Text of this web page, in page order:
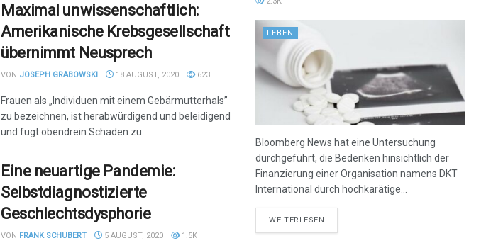
Maximal unwissenschaftlich:
Amerikanische Krebsgesellschaft
übernimmt Neusprech
VON JOSEPH GRABOWSKI 18 AUGUST, 2020 623
Frauen als „Individuen mit einem Gebärmutterhals”
zu bezeichnen, ist herabwürdigend und beleidigend
und fügt obendrein Schaden zu
Eine neuartige Pandemie:
Selbstdiagnostizierte
Geschlechtsdysphorie
VON FRANK SCHUBERT 5 AUGUST, 2020 1.5K
LEBEN
Bloomberg News hat eine Untersuchung
durchgeführt, die Bedenken hinsichtlich der
Finanzierung einer Organisation namens DKT
International durch hochkarätige...
WEITERLESEN